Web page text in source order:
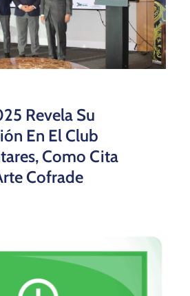
Revela Su
En El Club
Como Cita
Cofrade